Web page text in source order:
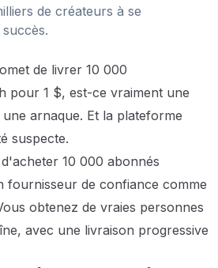
de créateurs à se
de livrer 10 000
pour 1 $, est-ce vraiment une
arnaque. Et la plateforme
suspecte.
10 000 abonnés
fournisseur de confiance comme
obtenez de vraies personnes
avec une livraison progressive